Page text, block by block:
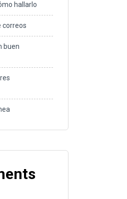
hallarlo
correos
buen